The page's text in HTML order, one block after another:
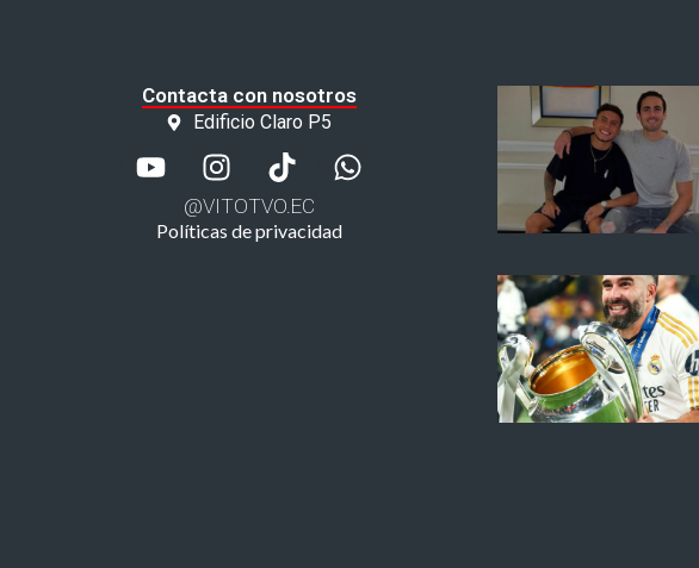
Contacta con nosotros
Edificio Claro P5
@VITOTVO.EC
Políticas de privacidad